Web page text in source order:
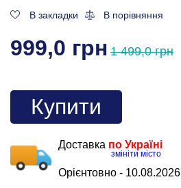
В закладки В порівняння
999,0 грн 1 499,0 грн
Купити
Доставка по Україні
змініти місто
Орієнтовно - 10.08.2026